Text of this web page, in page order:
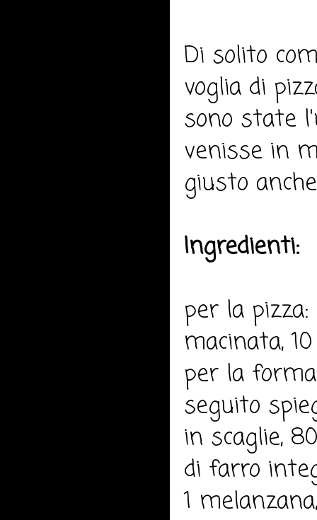
Di solito
voglia di
sono state
venisse in
giusto
Ingredienti:
per la
macinata,
per la
seguito
in scaglie,
di farro
1